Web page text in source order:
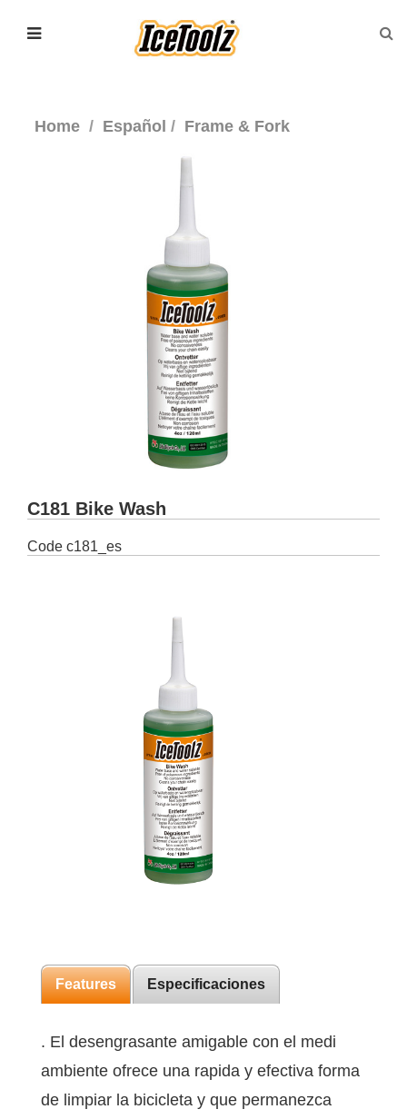
Home Español Frame & Fork
C181 Bike Wash
Code c181_es
Features Especificaciones
. El desengrasante amigable con el medi
ambiente ofrece una rapida y efectiva forma
de limpiar la bicicleta y que permanezca